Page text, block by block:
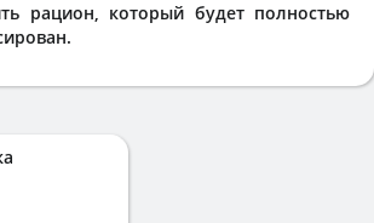
рацион, который будет полностью